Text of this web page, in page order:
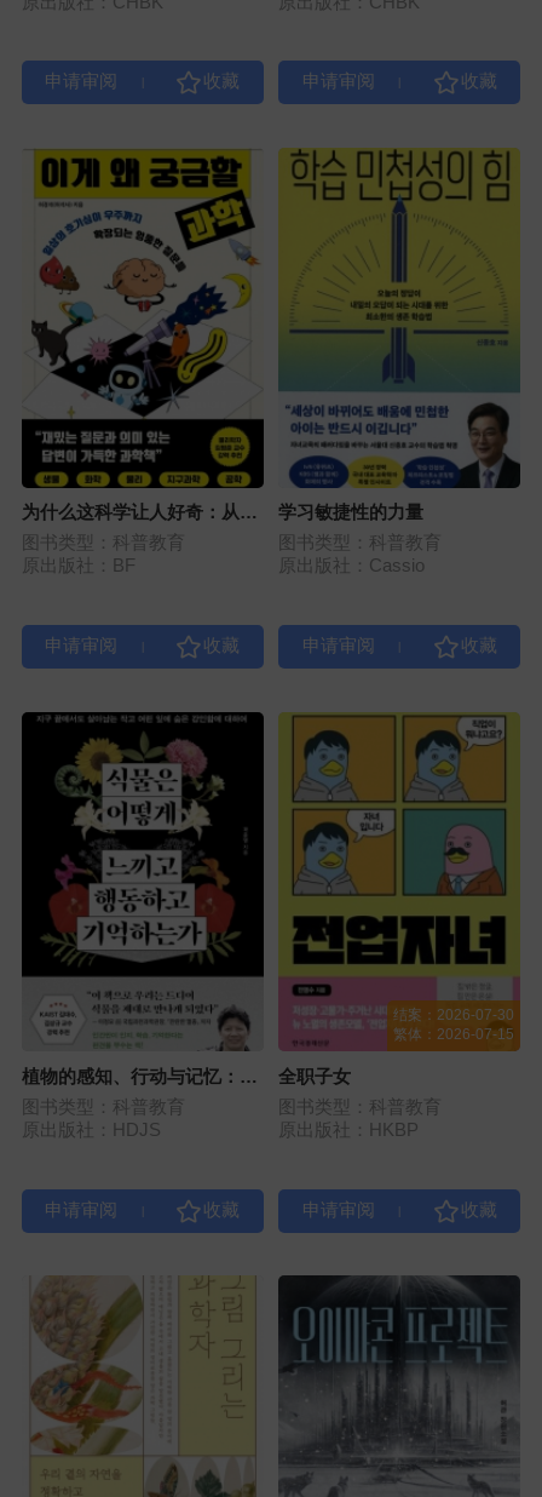
为什么这科学让人好奇：从日
常好奇心到宇宙的奇葩问题
图书类型：科普教育
原出版社：BF
学习敏捷性的力量
图书类型：科普教育
原出版社：Cassio
植物的感知、行动与记忆：藏
在微小叶片里的惊人生命力
图书类型：科普教育
原出版社：HDJS
结案：2026-07-30
繁体：2026-07-15
全职子女
图书类型：科普教育
原出版社：HKBP